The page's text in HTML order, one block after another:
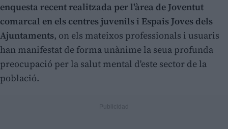
enquesta recent realitzada per l'àrea de Joventut
comarcal en els centres juvenils i Espais Joves dels
Ajuntaments, on els mateixos professionals i usuaris
han manifestat de forma unànime la seua profunda
preocupació per la salut mental d'este sector de la
població.